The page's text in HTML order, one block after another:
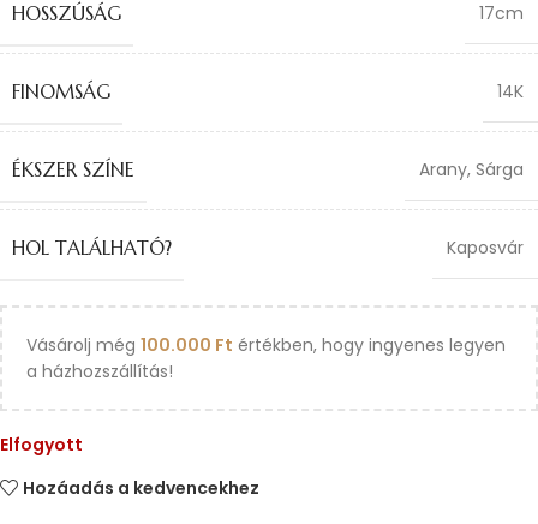
HOSSZÚSÁG 17cm
FINOMSÁG 14K
ÉKSZER SZÍNE Arany, Sárga
HOL TALÁLHATÓ? Kaposvár
Vásárolj még 100.000 Ft értékben, hogy ingyenes legyen
a házhozszállítás!
Elfogyott
Hozáadás a kedvencekhez